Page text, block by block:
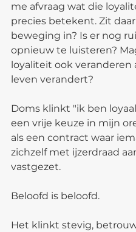
me afvraag wat die
precies betekent. Zit
beweging in? Is er nog
opnieuw te luisteren?
loyaliteit ook veranderen
leven verandert?
Doms klinkt "ik ben
een vrije keuze in mijn
als een contract waar
zichzelf met ijzerdraad
vastgezet.
Beloofd is beloofd.
Het klinkt stevig,